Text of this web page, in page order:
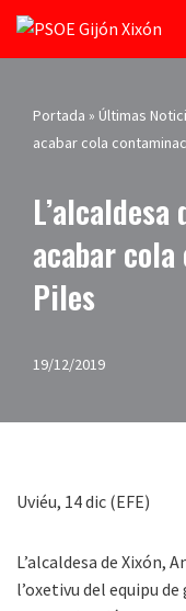
Saltar
contenido
Portada » Últimas
acabar cola
L’alcaldesa
acabar
Piles
19/12/2019
Uviéu, 14 dic (EFE)
L’alcaldesa de Xixón,
l’oxetivu del equipu de